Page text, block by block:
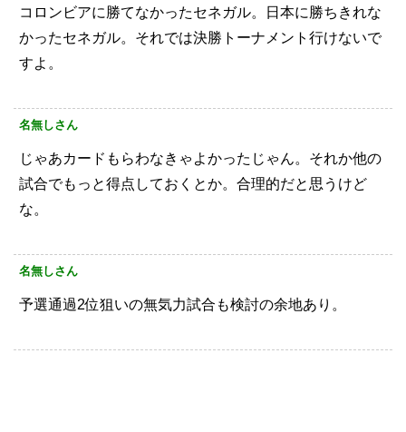
コロンビアに勝てなかったセネガル。日本に勝ちきれな
かったセネガル。それでは決勝トーナメント行けないで
すよ。
名無しさん
じゃあカードもらわなきゃよかったじゃん。それか他の
試合でもっと得点しておくとか。合理的だと思うけど
な。
名無しさん
予選通過2位狙いの無気力試合も検討の余地あり。